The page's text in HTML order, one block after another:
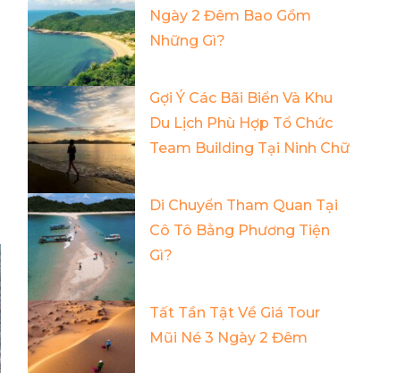
Ngày 2 Đêm Bao Gồm
Những Gì?
Gợi Ý Các Bãi Biển Và Khu
Du Lịch Phù Hợp Tổ Chức
Team Building Tại Ninh Chữ
Di Chuyển Tham Quan Tại
Cô Tô Bằng Phương Tiện
Gì?
Tất Tần Tật Về Giá Tour
Mũi Né 3 Ngày 2 Đêm